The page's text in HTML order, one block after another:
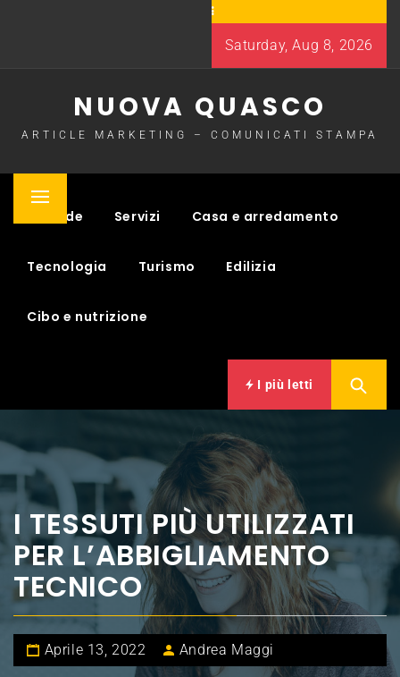
Saturday, Aug 8, 2026
NUOVA QUASCO
ARTICLE MARKETING – COMUNICATI STAMPA
Primary
Aziende Servizi Casa e arredamento
Tecnologia Turismo Edilizia
Cibo e nutrizione
I più letti
I TESSUTI PIÙ UTILIZZATI
PER L’ABBIGLIAMENTO
TECNICO
Aprile 13, 2022 Andrea Maggi